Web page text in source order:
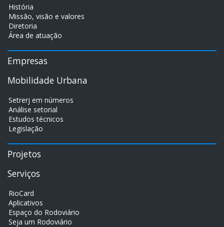
História
Missão, visão e valores
Diretoria
Área de atuação
Empresas
Mobilidade Urbana
Setrerj em números
Análise setorial
Estudos técnicos
Legislação
Projetos
Serviços
RioCard
Aplicativos
Espaço do Rodoviário
Seja um Rodoviário